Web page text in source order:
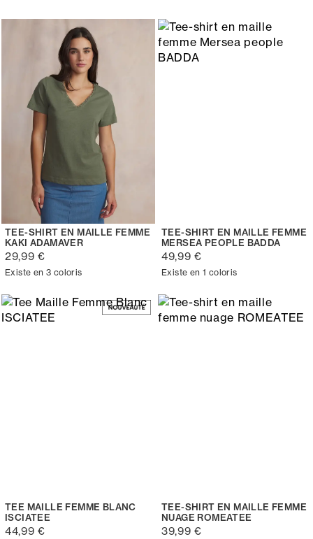
TEE-SHIRT EN MAILLE FEMME
KAKI ADAMAVER
29,99 €
Existe en 3 coloris
TEE-SHIRT EN MAILLE FEMME
MERSEA PEOPLE BADDA
49,99 €
Existe en 1 coloris
TEE MAILLE FEMME BLANC
ISCIATEE
44,99 €
TEE-SHIRT EN MAILLE FEMME
NUAGE ROMEATEE
39,99 €